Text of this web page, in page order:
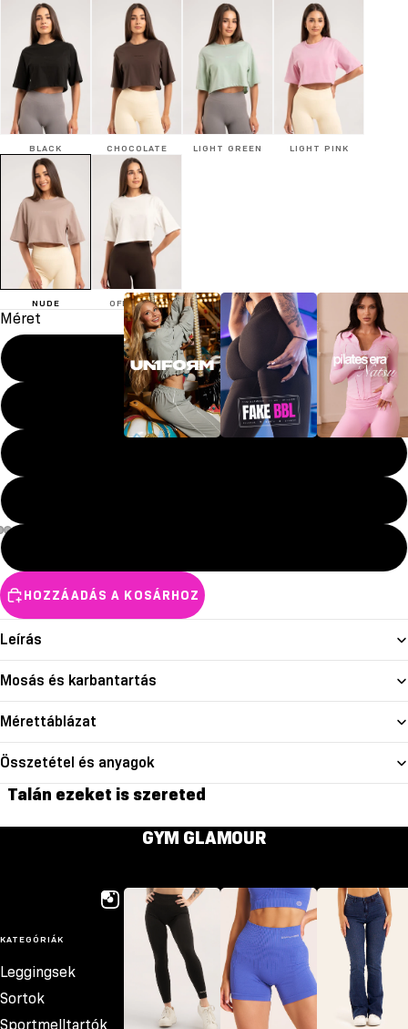
BLACK CHOCOLATE LIGHT GREEN LIGHT PINK
NUDE OFF WHITE
Méret
XS
S
HOZZÁADÁS A KOSÁRHOZ
Leírás
Mosás és karbantartás
Mérettáblázat
Összetétel és anyagok
Talán ezeket is szereted
GYM GLAMOUR
KATEGÓRIÁK
Leggingsek
Sortok
Sportmelltartók